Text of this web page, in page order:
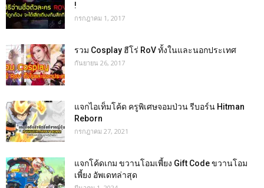
!
กรกฎาคม 1, 2017
รวม Cosplay ฮีโร่ RoV ทั้งในและนอกประเทศ
กันยายน 26, 2017
แจกไอเท็มโค้ด ครูพิเศษจอมป่วน รีบอร์น Hitman
Reborn
กรกฎาคม 27, 2021
แจกโค้ดเกม ขวานโอมเพี้ยง Gift Code ขวานโอม
เพี้ยง อัพเดทล่าสุด